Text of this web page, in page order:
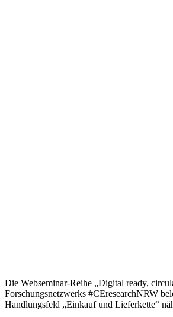
Die Webseminar-Reihe „Digital ready,
Forschungsnetzwerks #CEresearchNRW
Handlungsfeld „Einkauf und Lieferkette“